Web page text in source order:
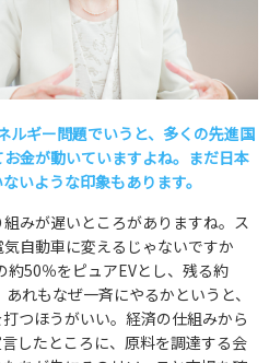
ルギー問題でいうと、多くの先進国
金が動いていますよね。まだ日本
いような印象もあります。
みが遅いところがありますね。ス
自動車に変えるじゃないですか
約50％をピュアEVとし、残る約
れもなぜ一斉にやるかというと、
つほうがいい。経済の仕組みから
したところに、原料を調達する会